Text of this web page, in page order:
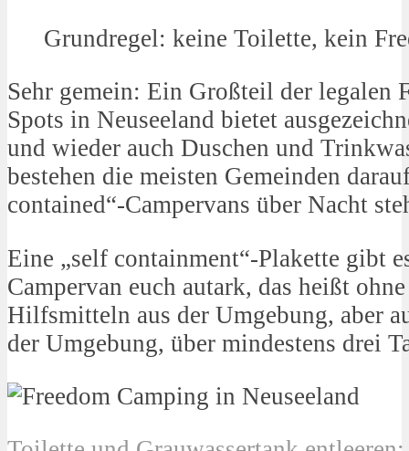
Grundregel: keine Toilette, kein
Sehr gemein: Ein Großteil der legalen
Spots in Neuseeland bietet
und wieder auch Duschen und
bestehen die meisten Gemeinden
contained“-Campervans über Nacht
Eine „self containment“-Plakette gibt
Campervan euch autark, das heißt
Hilfsmitteln aus der Umgebung, aber
der Umgebung, über mindestens drei